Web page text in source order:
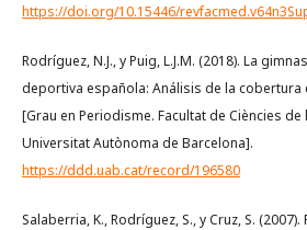
https://doi.org/10.15446/
Rodríguez, N.J., y Puig, L.J.M. (2018). La
deportiva española: Análisis de la cobertura
[Grau en Periodisme. Facultat de Ciències de
Universitat Autònoma de Barcelona].
https://ddd.uab.cat/record/196580
Salaberria, K., Rodríguez, S., y Cruz, S.